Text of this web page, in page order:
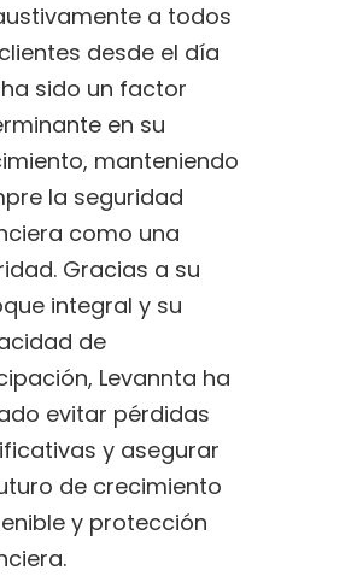
a todos
desde el día
sido un factor
en su
manteniendo
la seguridad
como una
Gracias a su
integral y su
de
Levannta ha
evitar pérdidas
y asegurar
de crecimiento
y protección